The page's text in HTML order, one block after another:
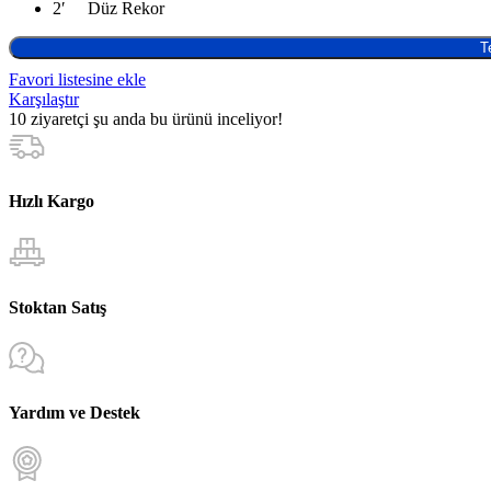
2′ Düz Rekor
Favori listesine ekle
Karşılaştır
10 ziyaretçi şu anda bu ürünü inceliyor!
Hızlı Kargo
Stoktan Satış
Yardım ve Destek